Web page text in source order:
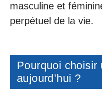
masculine et
perpétuel de la vie.
Pourquoi choisir
aujourd’hui ?